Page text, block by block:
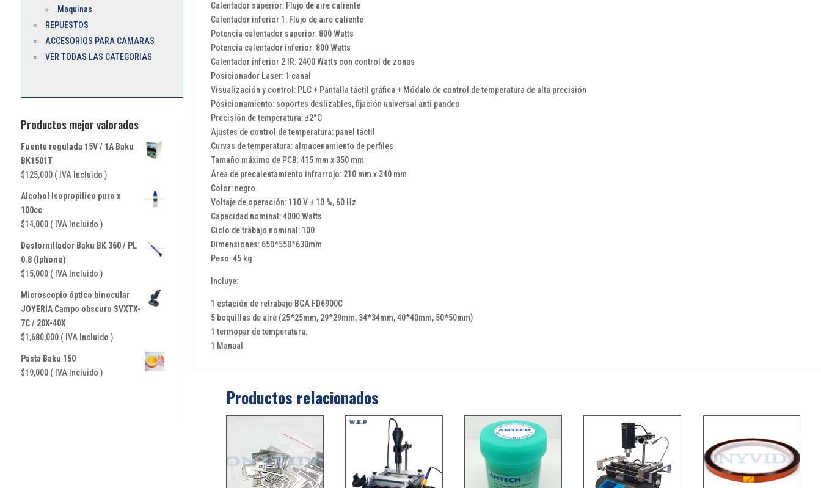
Maquinas
REPUESTOS
ACCESORIOS PARA CAMARAS
VER TODAS LAS CATEGORIAS
Productos mejor valorados
Fuente regulada 15V / 1A Baku
BK1501T
$125,000 ( IVA Incluido )
Alcohol Isopropilico puro x
100cc
$14,000 ( IVA Incluido )
Destornillador Baku BK 360 / PL
0.8 (Iphone)
$15,000 ( IVA Incluido )
Microscopio óptico binocular
JOYERIA Campo obscuro SVXTX-
7C / 20X-40X
$1,680,000 ( IVA Incluido )
Pasta Baku 150
$19,000 ( IVA Incluido )
Calentador superior: Flujo de aire caliente
Calentador inferior 1: Flujo de aire caliente
Potencia calentador superior: 800 Watts
Potencia calentador inferior: 800 Watts
Calentador inferior 2 IR: 2400 Watts con control de zonas
Posicionador Laser: 1 canal
Visualización y control: PLC + Pantalla táctil gráfica + Módulo de control de temperatura de alta precisión
Posicionamiento: soportes deslizables, fijación universal anti pandeo
Precisión de temperatura: ±2°C
Ajustes de control de temperatura: panel táctil
Curvas de temperatura: almacenamiento de perfiles
Tamaño máximo de PCB: 415 mm x 350 mm
Área de precalentamiento infrarrojo: 210 mm x 340 mm
Color: negro
Voltaje de operación: 110 V ± 10 %, 60 Hz
Capacidad nominal: 4000 Watts
Ciclo de trabajo nominal: 100
Dimensiones: 650*550*630mm
Peso: 45 kg
Incluye:
1 estación de retrabajo BGA FD6900C
5 boquillas de aire (25*25mm, 29*29mm, 34*34mm, 40*40mm, 50*50mm)
1 termopar de temperatura.
1 Manual
Productos relacionados